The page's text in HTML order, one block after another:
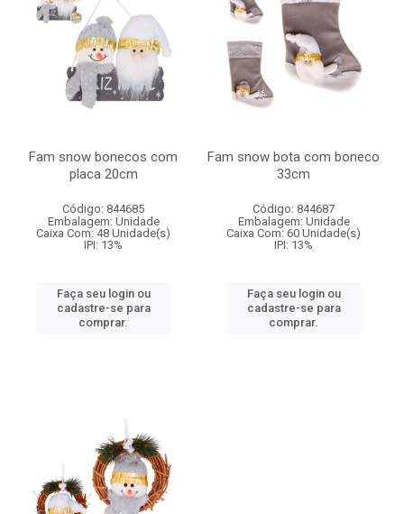
Fam snow bonecos com
placa 20cm
Código: 844685
Embalagem: Unidade
Caixa Com: 48 Unidade(s)
IPI: 13%
Faça seu login ou
cadastre-se para
comprar.
Fam snow bota com boneco
33cm
Código: 844687
Embalagem: Unidade
Caixa Com: 60 Unidade(s)
IPI: 13%
Faça seu login ou
cadastre-se para
comprar.